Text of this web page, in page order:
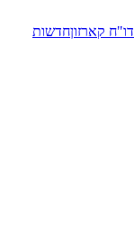
דו"ח קארזוןחדשות